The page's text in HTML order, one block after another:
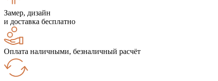
Замер, дизайн
и доставка бесплатно
Оплата наличными, безналичный расчёт